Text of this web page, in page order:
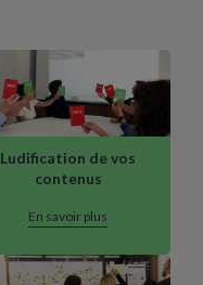
Ludification de vos
contenus
En savoir plus